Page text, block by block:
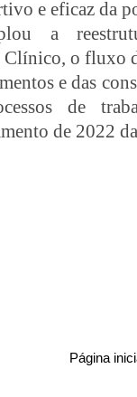
e eficaz da
a
o fluxo
e das
de
de 2022
Página